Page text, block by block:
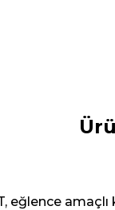
eğlence